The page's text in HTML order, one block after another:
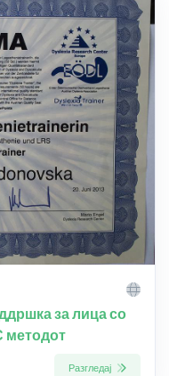
за лица со
методот
Разгледај